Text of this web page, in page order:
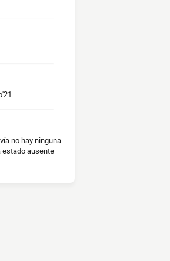
no hay ninguna
estado ausente